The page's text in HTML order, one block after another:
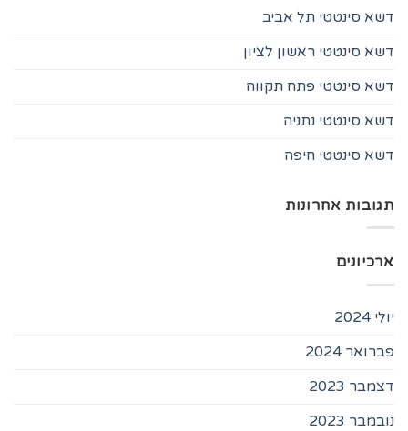
דשא סינטטי תל אביב
דשא סינטטי ראשון לציון
דשא סינטטי פתח תקווה
דשא סינטטי נתניה
דשא סינטטי חיפה
תגובות אחרונות
ארכיונים
יולי 2024
פברואר 2024
דצמבר 2023
נובמבר 2023